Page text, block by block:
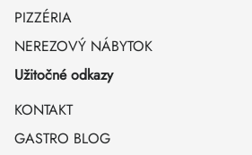
PIZZÉRIA
NEREZOVÝ NÁBYTOK
Užitočné odkazy
KONTAKT
GASTRO BLOG